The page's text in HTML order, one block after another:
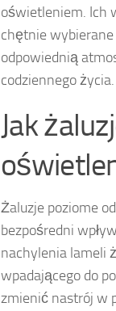
oświetleniem. Ich
chętnie
odpowiednią
codziennego życia.
Jak
Żaluzje poziome
bezpośredni
nachylenia lameli
wpadającego do
zmienić nastrój w